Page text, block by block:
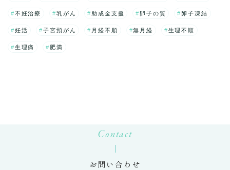
不妊治療 乳がん 助成金支援 卵子の質 卵子凍結
妊活 子宮頸がん 月経不順 無月経 生理不順
生理痛 肥満
Contact
お問い合わせ